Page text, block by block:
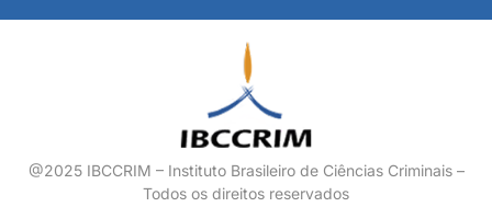
@2025 IBCCRIM – Instituto Brasileiro de Ciências Criminais –
Todos os direitos reservados